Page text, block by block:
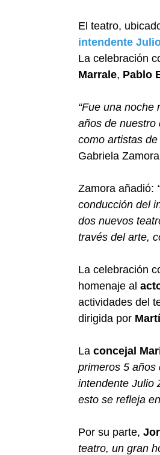
El teatro,
intendente
La celebración
Marrale, Pablo
“Fue una
años de nuestro
como artistas
Gabriela
Zamora añadió:
conducción del
dos nuevos
través del arte,
La celebración
homenaje al
actividades del
dirigida por
La concejal
primeros 5 años
intendente Julio
esto se refleja
Por su parte,
teatro, un gran